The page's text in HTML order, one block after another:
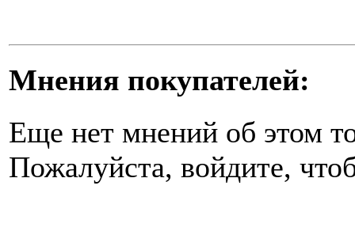
Мнения покупателей:
Еще нет мнений об этом
Пожалуйста, войдите,